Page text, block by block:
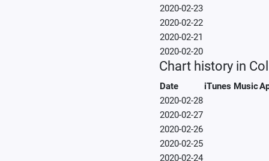
2020-02-23
2020-02-22
2020-02-21
2020-02-20
Chart history in
Date iTunes Music
2020-02-28
2020-02-27
2020-02-26
2020-02-25
2020-02-24